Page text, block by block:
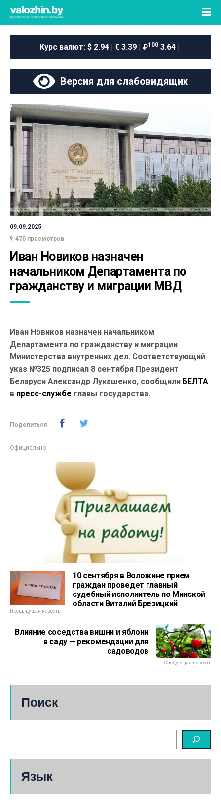
Курс валют: $ 2.94 | € 3.39 | ₽100 3.64 |
Версия для слабовидящих
09.09.2025
470 просмотров
Иван Новиков назначен
начальником Департамента по
гражданству и миграции МВД
Иван Новиков назначен начальником
Департамента по гражданству и миграции
Министерства внутренних дел. Соответствующий
указ №325 подписал 8 сентября Президент
Беларуси Александр Лукашенко, сообщили БЕЛТА
в пресс-службе главы государства.
Поделиться
Официально
10 сентября в Воложине прием
граждан проведет главный
судебный исполнитель по Минской
области Виталий Брезицкий
Предыдущая новость
Влияние соседства вишни и яблони
в саду — рекомендации для
садоводов
Следующая новость
Поиск
Язык